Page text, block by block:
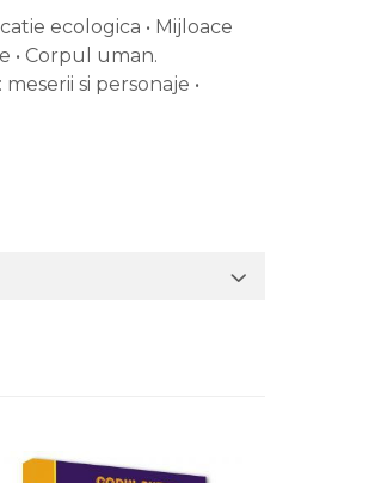
ecologica • Mijloace
• Corpul uman.
si personaje •